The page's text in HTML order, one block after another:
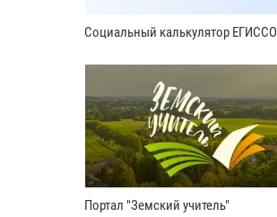
Социальный калькулятор ЕГИССО
Портал "Земский учитель"